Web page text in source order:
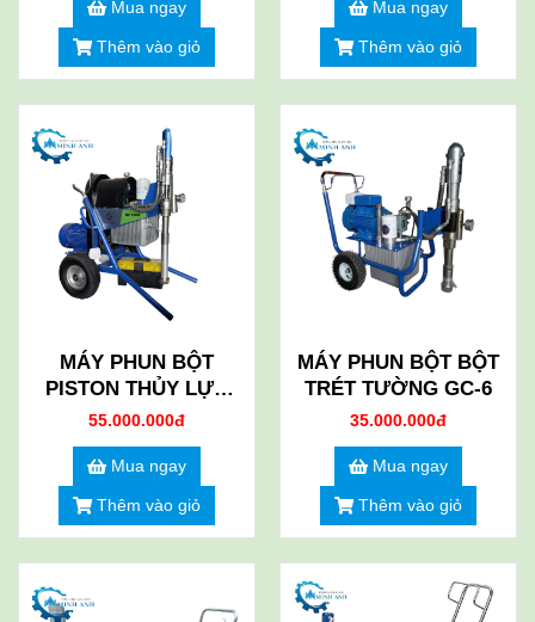
Mua ngay
Thêm vào giỏ
Mua ngay
Thêm vào giỏ
MÁY PHUN BỘT
PISTON THỦY LỰC
GC-1688
55.000.000đ
Mua ngay
Thêm vào giỏ
MÁY PHUN BỘT BỘT
TRÉT TƯỜNG GC-6
35.000.000đ
Mua ngay
Thêm vào giỏ